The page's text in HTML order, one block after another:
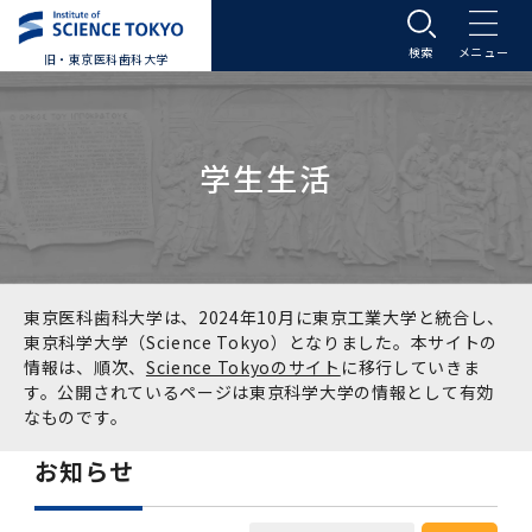
旧・東京医科歯科大学
学長メッセージ
基本理念・沿革
基本理念・沿革トップ
沿革
東京医科歯科大学の特色
学問と教育の聖地 湯島に建つ東京医科歯科大
アクセストップ
運営組織
入学案内トップ
大学案内
学部受験生向け「大学案内」（冊子）
学部入学案内トップ
大学院入学案内
学生生活
学生生活トップ
Science Tokyo SPRING (医歯学系)
今後の博士学生向け支援制度について
Science Tokyo BOOST (医歯学系)トップ
CS（クリニシャン・サイエンティスト）養成支
教育研究組織等
教育研究組織等トップ
教育理念トップ
医学部（医学科･保健衛生学科）
大学病院
医科（医系診療部門）
研究・連携トップ
国際交流
学生生活
東京医科歯科大学は、2024年10月に東京工業大学と統合し、
東京科学大学（Science Tokyo）となりました。本サイトの
情報は、順次、 Science Tokyoのサイト に移行していきま
す。公開されているページは東京科学大学の情報として有効
なものです。
お知らせ